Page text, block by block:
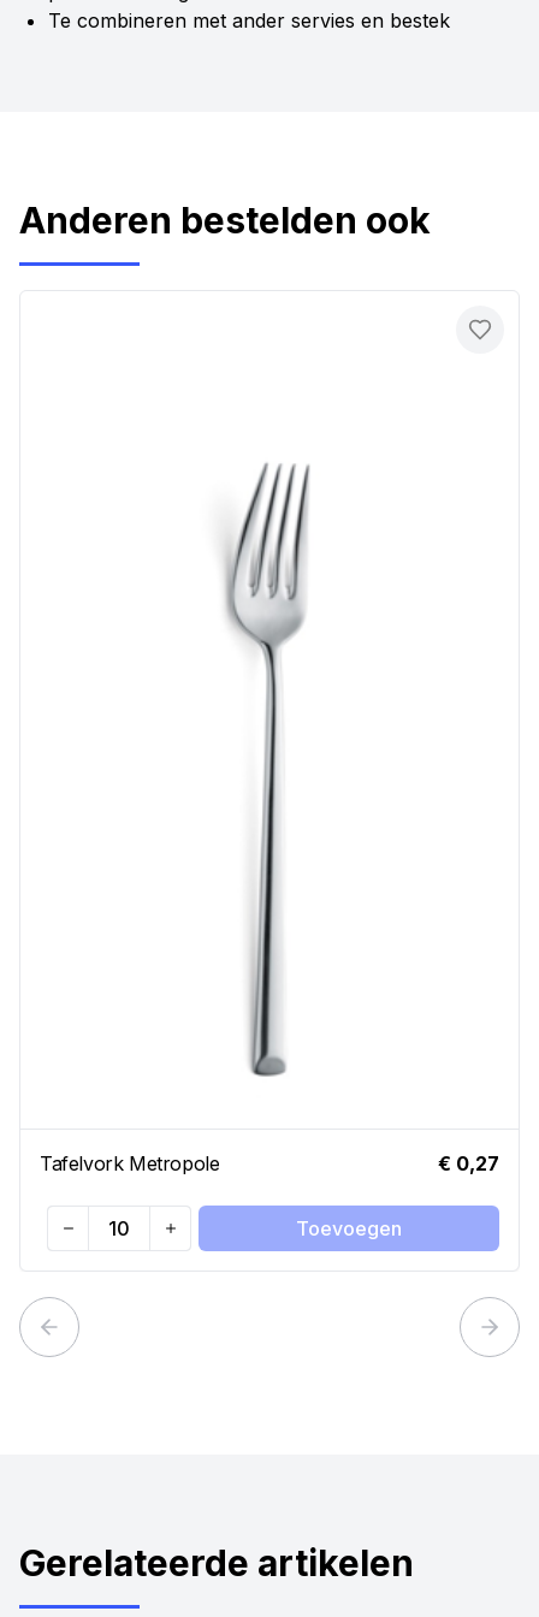
Te combineren met ander servies en bestek
Anderen bestelden ook
Tafelvork Metropole € 0,27
Quantity
Toevoegen
Previous slide Next
Gerelateerde artikelen